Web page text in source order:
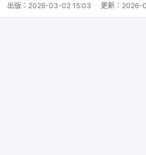
出版： 2026-03-02 15:03 更新： 2026-